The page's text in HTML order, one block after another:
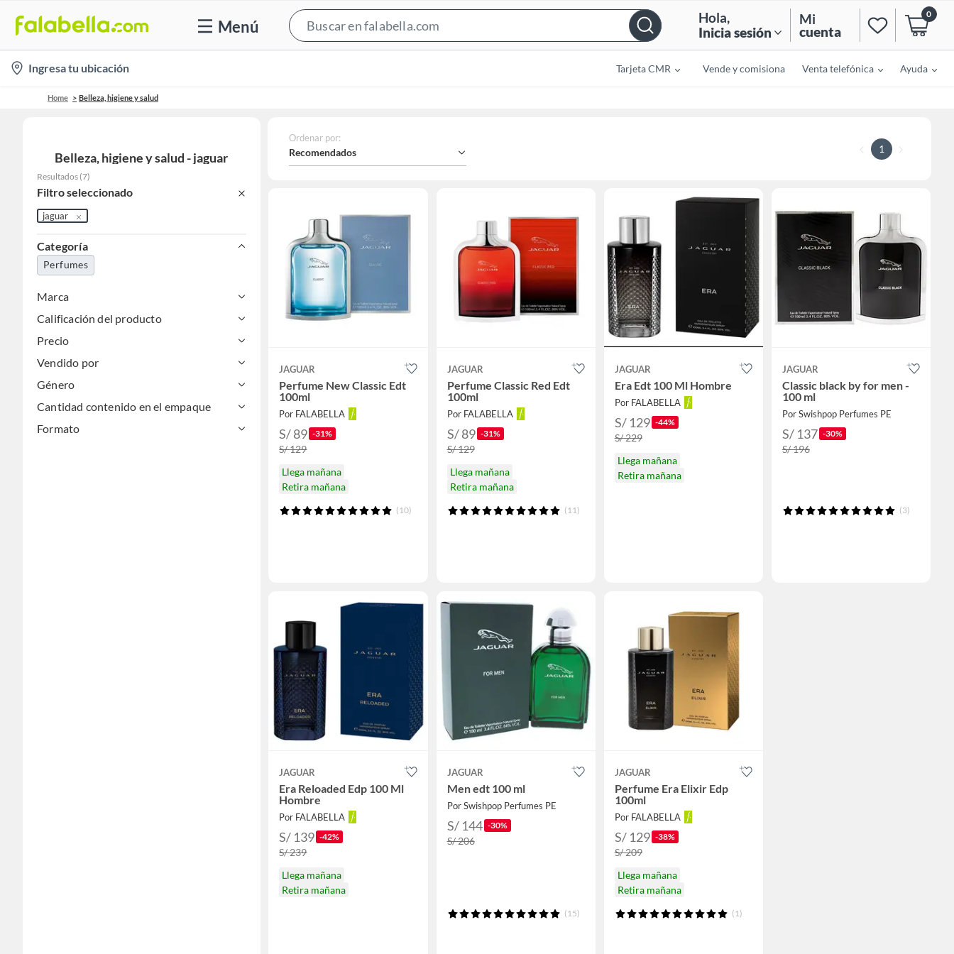
Menú
Bar
Hola,
Inicia sesión
Mi
cuenta
0
location-
icon
Ingresa tu ubicación Tarjeta CMR Vende y comisiona Venta telefónica Ayuda
Home Belleza, higiene y salud
Belleza, higiene y salud - jaguar
Resultados (7)
Filtro seleccionado
jaguar
Categoría
Perfumes
Marca
Calificación del producto
Precio
Vendido por
Género
Cantidad contenido en el empaque
Formato
Ordenar por:
Recomendados 1
JAGUAR
Perfume New Classic Edt
100ml
Por FALABELLA
S/ 89 -31%
S/ 129
Llega mañana
Retira mañana
(10)
JAGUAR
Perfume Classic Red Edt
100ml
Por FALABELLA
S/ 89 -31%
S/ 129
Llega mañana
Retira mañana
(11)
JAGUAR
Era Edt 100 Ml Hombre
Por FALABELLA
S/ 129 -44%
S/ 229
Llega mañana
Retira mañana
JAGUAR
Classic black by for men -
100 ml
Por Swishpop Perfumes PE
S/ 137 -30%
S/ 196
(3)
JAGUAR
Era Reloaded Edp 100 Ml
Hombre
Por FALABELLA
S/ 139 -42%
S/ 239
Llega mañana
Retira mañana
JAGUAR
Men edt 100 ml
Por Swishpop Perfumes PE
S/ 144 -30%
S/ 206
(15)
JAGUAR
Perfume Era Elixir Edp
100ml
Por FALABELLA
S/ 129 -38%
S/ 209
Llega mañana
Retira mañana
(1)